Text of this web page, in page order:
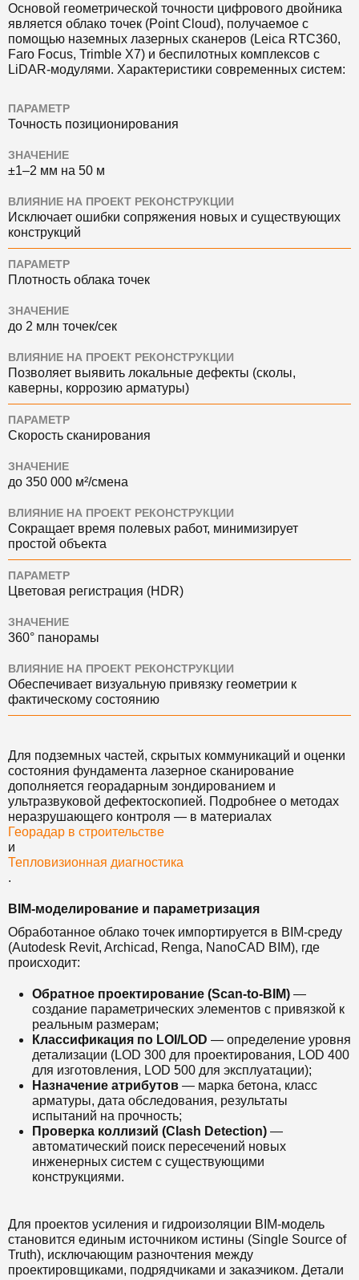
Основой геометрической точности цифрового двойника
является облако точек (Point Cloud), получаемое с
помощью наземных лазерных сканеров (Leica RTC360,
Faro Focus, Trimble X7) и беспилотных комплексов с
LiDAR-модулями. Характеристики современных систем:
ПАРАМЕТР
Точность позиционирования
ЗНАЧЕНИЕ
±1–2 мм на 50 м
ВЛИЯНИЕ НА ПРОЕКТ РЕКОНСТРУКЦИИ
Исключает ошибки сопряжения новых и существующих
конструкций
ПАРАМЕТР
Плотность облака точек
ЗНАЧЕНИЕ
до 2 млн точек/сек
ВЛИЯНИЕ НА ПРОЕКТ РЕКОНСТРУКЦИИ
Позволяет выявить локальные дефекты (сколы,
каверны, коррозию арматуры)
ПАРАМЕТР
Скорость сканирования
ЗНАЧЕНИЕ
до 350 000 м²/смена
ВЛИЯНИЕ НА ПРОЕКТ РЕКОНСТРУКЦИИ
Сокращает время полевых работ, минимизирует
простой объекта
ПАРАМЕТР
Цветовая регистрация (HDR)
ЗНАЧЕНИЕ
360° панорамы
ВЛИЯНИЕ НА ПРОЕКТ РЕКОНСТРУКЦИИ
Обеспечивает визуальную привязку геометрии к
фактическому состоянию
Для подземных частей, скрытых коммуникаций и оценки
состояния фундамента лазерное сканирование
дополняется георадарным зондированием и
ультразвуковой дефектоскопией. Подробнее о методах
неразрушающего контроля — в материалах
Георадар в строительстве
и
Тепловизионная диагностика
.
BIM-моделирование и параметризация
Обработанное облако точек импортируется в BIM-среду
(Autodesk Revit, Archicad, Renga, NanoCAD BIM), где
происходит:
Обратное проектирование (Scan-to-BIM) —
создание параметрических элементов с привязкой к
реальным размерам;
Классификация по LOI/LOD — определение уровня
детализации (LOD 300 для проектирования, LOD 400
для изготовления, LOD 500 для эксплуатации);
Назначение атрибутов — марка бетона, класс
арматуры, дата обследования, результаты
испытаний на прочность;
Проверка коллизий (Clash Detection) —
автоматический поиск пересечений новых
инженерных систем с существующими
конструкциями.
Для проектов усиления и гидроизоляции BIM-модель
становится единым источником истины (Single Source of
Truth), исключающим разночтения между
проектировщиками, подрядчиками и заказчиком. Детали